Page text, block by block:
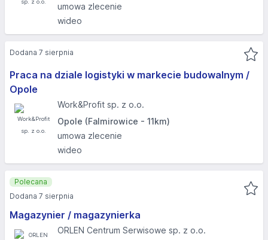
umowa zlecenie
wideo
Praca na dziale logistyki w markecie budowalnym /
Opole
Work&Profit sp. z o.o.
Opole (Falmirowice - 11km)
umowa zlecenie
wideo
Dodana 7 sierpnia
Magazynier / magazynierka
ORLEN Centrum Serwisowe sp. z o.o.
Polecana
Dodana 7 sierpnia